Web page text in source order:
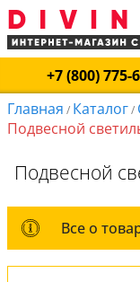
+7 (800) 775-
Главная / Каталог/
Подвесной
Подвесной
Все о
Все о